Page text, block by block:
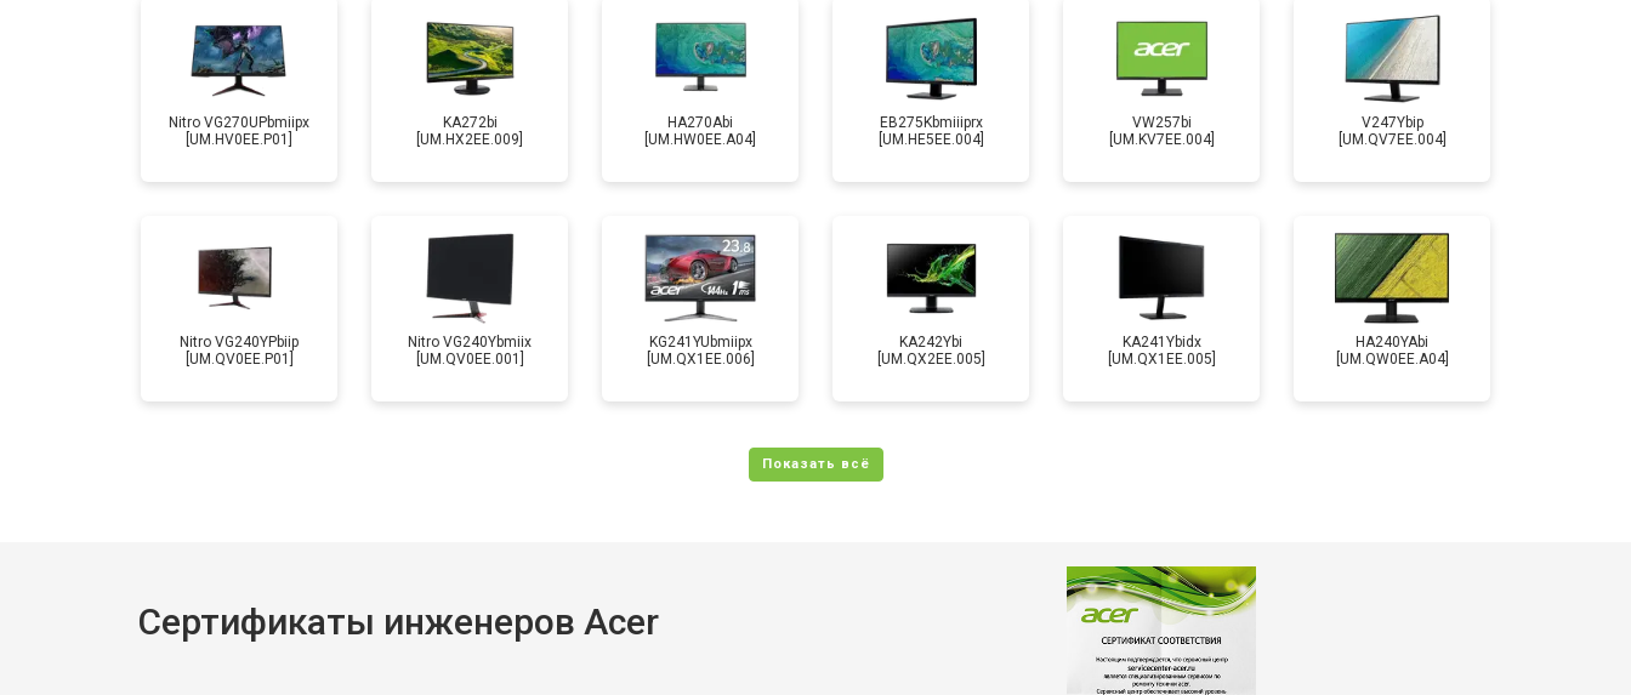
Nitro VG270UPbmiipx
[UM.HV0EE.P01]
KA272bi
[UM.HX2EE.009]
HA270Abi
[UM.HW0EE.A04]
EB275Kbmiiiprx
[UM.HE5EE.004]
VW257bi
[UM.KV7EE.004]
V247Ybip
[UM.QV7EE.004]
Nitro VG240YPbiip
[UM.QV0EE.P01]
Nitro VG240Ybmiix
[UM.QV0EE.001]
KG241YUbmiipx
[UM.QX1EE.006]
KA242Ybi
[UM.QX2EE.005]
KA241Ybidx
[UM.QX1EE.005]
HA240YAbi
[UM.QW0EE.A04]
Сертификаты инженеров Acer